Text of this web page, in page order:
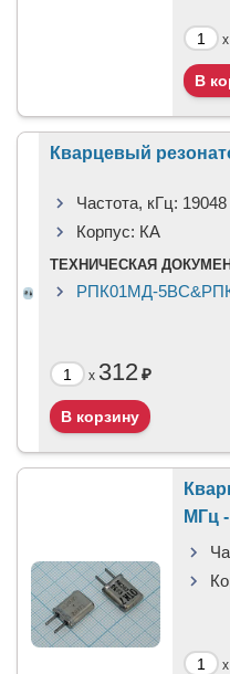
x
Кварцевый
Частота, кГц: 19048
Корпус: КА
ТЕХНИЧЕСКАЯ
РПК01МД-
x 312₽
МГц
x